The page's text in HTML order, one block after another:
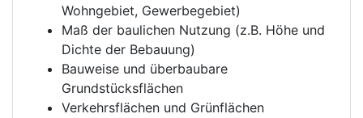
Wohngebiet, Gewerbegebiet)
Maß der baulichen Nutzung (z.B. Höhe und
Dichte der Bebauung)
Bauweise und überbaubare
Grundstücksflächen
Verkehrsflächen und Grünflächen